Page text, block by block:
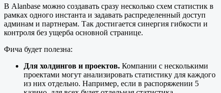
В Alanbase можно создавать сразу несколько схем статистик в
рамках одного инстанта и задавать распределенный доступ
админам и партнерам. Так достигается синергия гибкости и
контроля без ущерба основной странице.
Фича будет полезна:
Для холдингов и проектов. Компании с несколькими
проектами могут анализировать статистику для каждого
из них отдельно. Например, если в распоряжении 5